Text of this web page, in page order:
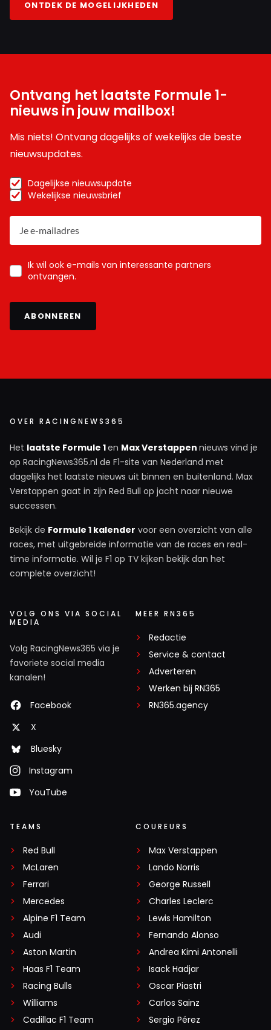
ONTDEK DE MOGELIJKHEDEN
Ontvang het laatste Formule 1-
nieuws in jouw mailbox!
Mis niets! Ontvang dagelijks of wekelijks de beste
nieuwsupdates.
Dagelijkse nieuwsupdate
Wekelijkse nieuwsbrief
Ik wil ook e-mails van interessante partners
ontvangen.
ABONNEREN
OVER RACINGNEWS365
Het laatste Formule 1en Max Verstappen nieuws vind je
op RacingNews365.nl de F1-site van Nederland met
dagelijks het laatste nieuws uit binnen en buitenland. Max
Verstappen gaat in zijn Red Bull op jacht naar nieuwe
successen.
Bekijk de Formule 1 kalender voor een overzicht van alle
races, met uitgebreide informatie van de races en real-
time informatie. Wil je F1 op TV kijken bekijk dan het
complete overzicht!
VOLG ONS VIA SOCIAL
MEDIA
Volg RacingNews365 via je
favoriete social media
kanalen!
Facebook
X
Bluesky
Instagram
YouTube
MEER RN365
Redactie
Service & contact
Adverteren
Werken bij RN365
RN365.agency
TEAMS
Red Bull
McLaren
Ferrari
Mercedes
Alpine F1 Team
Audi
Aston Martin
Haas F1 Team
Racing Bulls
Williams
Cadillac F1 Team
COUREURS
Max Verstappen
Lando Norris
George Russell
Charles Leclerc
Lewis Hamilton
Fernando Alonso
Andrea Kimi Antonelli
Isack Hadjar
Oscar Piastri
Carlos Sainz
Sergio Pérez